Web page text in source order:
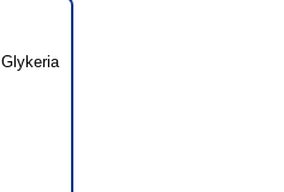
Glykeria